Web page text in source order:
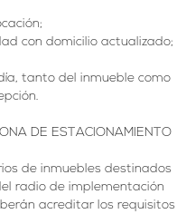
con domicilio actualizado;
tanto del inmueble como
DE ESTACIONAMIENTO
de inmuebles destinados
radio de implementación
acreditar los requisitos